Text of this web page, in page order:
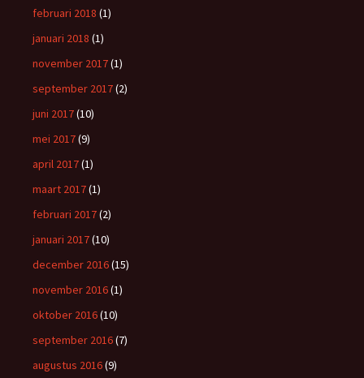
februari 2018 (1)
januari 2018 (1)
november 2017(1)
september 2017(2)
juni 2017(10)
mei 2017(9)
april 2017(1)
maart 2017(1)
februari 2017(2)
januari 2017(10)
december 2016(15)
november 2016(1)
oktober 2016(10)
september 2016(7)
augustus 2016(9)